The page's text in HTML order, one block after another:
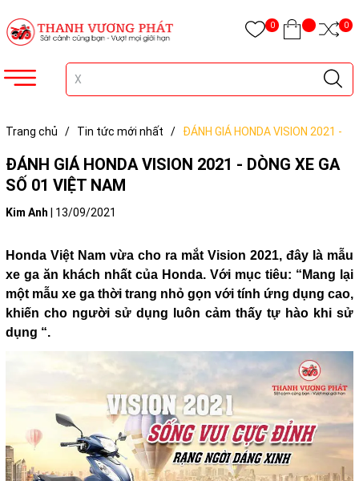
0 0
Trang chủ / Tin tức mới nhất /
ĐÁNH GIÁ HONDA VISION 2021 -
ĐÁNH GIÁ HONDA VISION 2021 - DÒNG XE GA
SỐ 01 VIỆT NAM
Kim Anh 13/09/2021
Honda Việt Nam vừa cho ra mắt Vision 2021, đây là mẫu
xe ga ăn khách nhất của Honda. Với mục tiêu: “Mang lại
một mẫu xe ga thời trang nhỏ gọn với tính ứng dụng cao,
khiến cho người sử dụng luôn cảm thấy tự hào khi sử
dụng “.